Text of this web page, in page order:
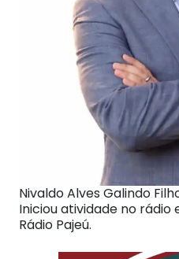
Nivaldo Alves Galindo
Iniciou atividade no rádio
Rádio Pajeú.